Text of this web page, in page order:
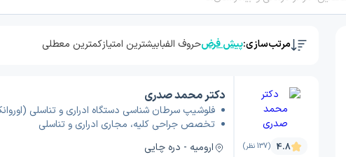
مرتب‌سازی:پیش فرضحروف الفبابیشترین امتیازکمترین معطلی
4.8 (137 نظر)
دکتر محمد صدری
فلوشیپ سرطان شناسی دستگاه ادراری و تناسلی
تخصص جراحی کلیه، مجاری ادراری و تناسلی
ارومیه - دره چایی